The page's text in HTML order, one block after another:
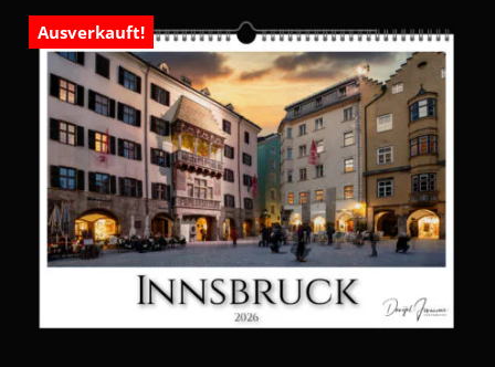
Ausverkauft!